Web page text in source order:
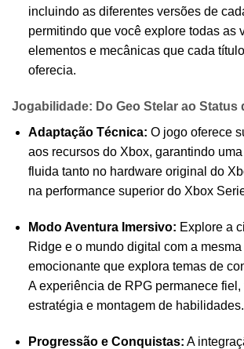
incluindo as diferentes versões de
permitindo que você explore todas as
elementos e mecânicas que cada
oferecia.
Jogabilidade: Do Geo Stelar ao Status
Adaptação Técnica: O jogo oferece
aos recursos do Xbox, garantindo
fluida tanto no hardware original do
na performance superior do Xbox
Modo Aventura Imersivo: Explore a
Ridge e o mundo digital com a
emocionante que explora temas de
A experiência de RPG permanece fiel,
estratégia e montagem de habilidades.
Progressão e Conquistas: A